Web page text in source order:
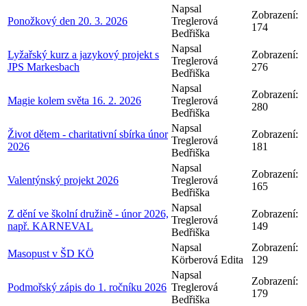
Ponožkový den 20. 3. 2026
Napsal
Treglerová
Bedřiška
Zobrazení:
174
Lyžařský kurz a jazykový projekt s
JPS Markesbach
Napsal
Treglerová
Bedřiška
Zobrazení:
276
Magie kolem světa 16. 2. 2026
Napsal
Treglerová
Bedřiška
Zobrazení:
280
Život dětem - charitativní sbírka únor
2026
Napsal
Treglerová
Bedřiška
Zobrazení:
181
Valentýnský projekt 2026
Napsal
Treglerová
Bedřiška
Zobrazení:
165
Z dění ve školní družině - únor 2026,
např. KARNEVAL
Napsal
Treglerová
Bedřiška
Zobrazení:
149
Masopust v ŠD KÖ
Napsal
Körberová Edita
Zobrazení:
129
Podmořský zápis do 1. ročníku 2026
Napsal
Treglerová
Bedřiška
Zobrazení:
179